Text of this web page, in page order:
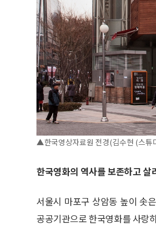
▲한국영상자료원 전경(김수현 (스
한국영화의 역사를 보존하고 살
서울시 마포구 상암동 높이 솟
공공기관으로 한국영화를 사랑